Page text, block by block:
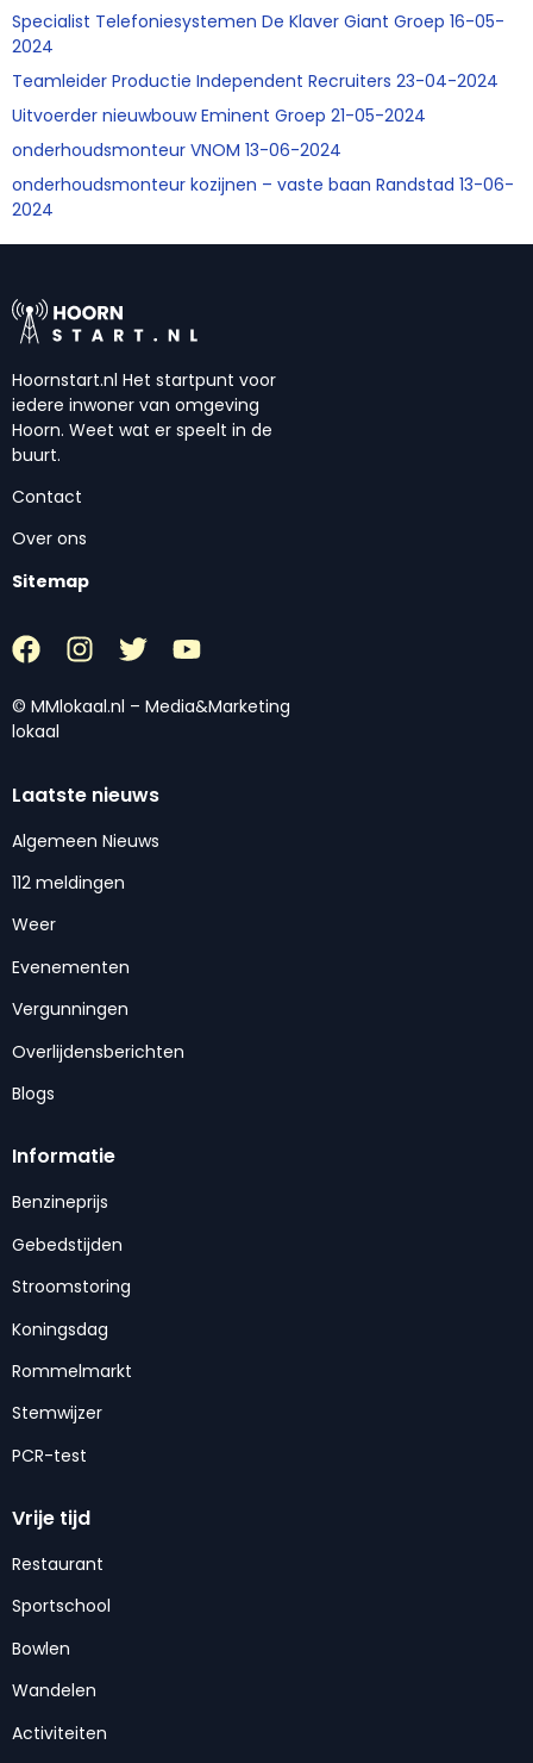
Specialist Telefoniesystemen De Klaver Giant Groep 16-05-
2024
Teamleider Productie Independent Recruiters 23-04-2024
Uitvoerder nieuwbouw Eminent Groep 21-05-2024
onderhoudsmonteur VNOM 13-06-2024
onderhoudsmonteur kozijnen – vaste baan Randstad 13-06-
2024
Hoornstart.nl Het startpunt voor
iedere inwoner van omgeving
Hoorn. Weet wat er speelt in de
buurt.
Contact
Over ons
Sitemap
© MMlokaal.nl – Media&Marketing
lokaal
Laatste nieuws
Algemeen Nieuws
112 meldingen
Weer
Evenementen
Vergunningen
Overlijdensberichten
Blogs
Informatie
Benzineprijs
Gebedstijden
Stroomstoring
Koningsdag
Rommelmarkt
Stemwijzer
PCR-test
Vrije tijd
Restaurant
Sportschool
Bowlen
Wandelen
Activiteiten